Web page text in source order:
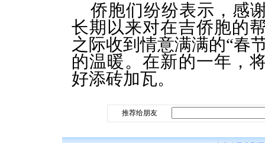
侨胞们纷纷表示，感
长期以来对在吉侨胞的
之际收到情意满满的“春
的温暖。在新的一年，
好添砖加瓦。
推荐给朋友